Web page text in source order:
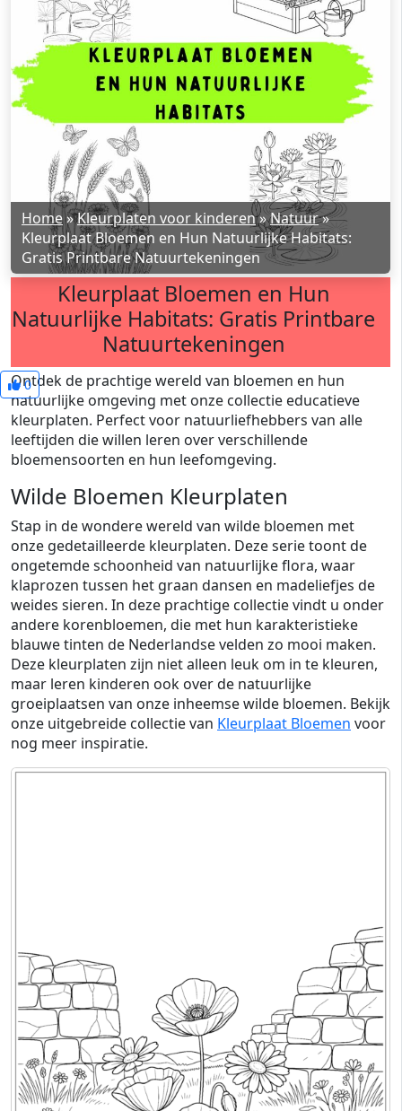
Home»Kleurplaten voor kinderen»Natuur»
Kleurplaat Bloemen en Hun Natuurlijke Habitats:
Gratis Printbare Natuurtekeningen
Kleurplaat Bloemen en Hun
Natuurlijke Habitats: Gratis Printbare
Natuurtekeningen
0
Ontdek de prachtige wereld van bloemen en hun
natuurlijke omgeving met onze collectie educatieve
kleurplaten. Perfect voor natuurliefhebbers van alle
leeftijden die willen leren over verschillende
bloemensoorten en hun leefomgeving.
Wilde Bloemen Kleurplaten
Stap in de wondere wereld van wilde bloemen met
onze gedetailleerde kleurplaten. Deze serie toont de
ongetemde schoonheid van natuurlijke flora, waar
klaprozen tussen het graan dansen en madeliefjes de
weides sieren. In deze prachtige collectie vindt u onder
andere korenbloemen, die met hun karakteristieke
blauwe tinten de Nederlandse velden zo mooi maken.
Deze kleurplaten zijn niet alleen leuk om in te kleuren,
maar leren kinderen ook over de natuurlijke
groeiplaatsen van onze inheemse wilde bloemen. Bekijk
onze uitgebreide collectie van Kleurplaat Bloemen voor
nog meer inspiratie.